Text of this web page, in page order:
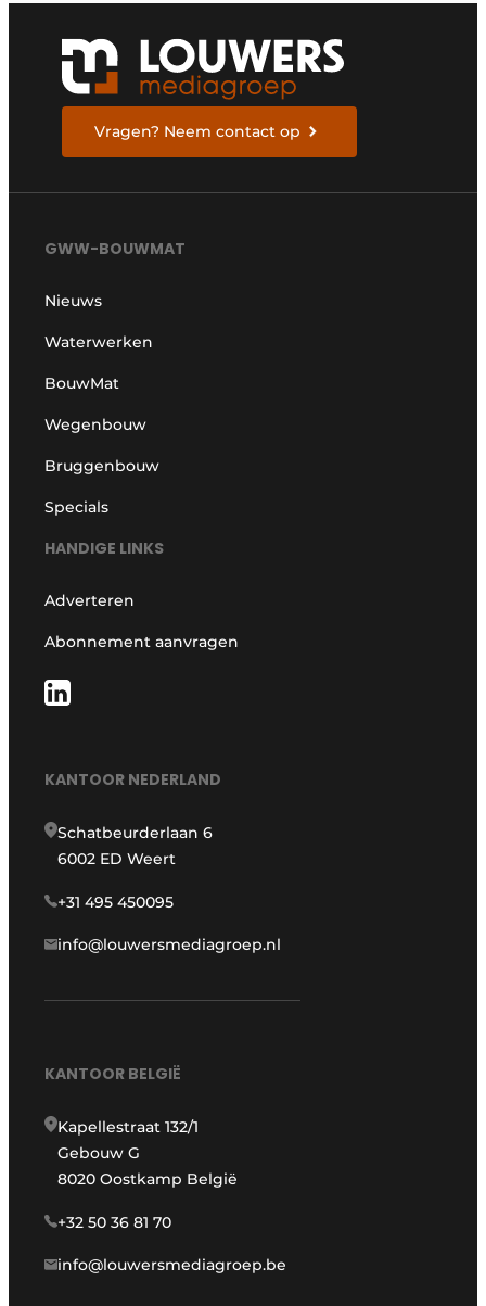
Vragen? Neem contact op
GWW-BOUWMAT
Nieuws
Waterwerken
BouwMat
Wegenbouw
Bruggenbouw
Specials
HANDIGE LINKS
Adverteren
Abonnement aanvragen
KANTOOR NEDERLAND
Schatbeurderlaan 6
6002 ED Weert
+31 495 450095
info@louwersmediagroep.nl
KANTOOR BELGIË
Kapellestraat 132/1
Gebouw G
8020 Oostkamp België
+32 50 36 81 70
info@louwersmediagroep.be